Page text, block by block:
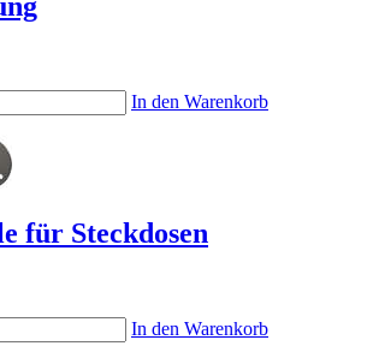
In den Warenkorb
für Steckdosen
In den Warenkorb